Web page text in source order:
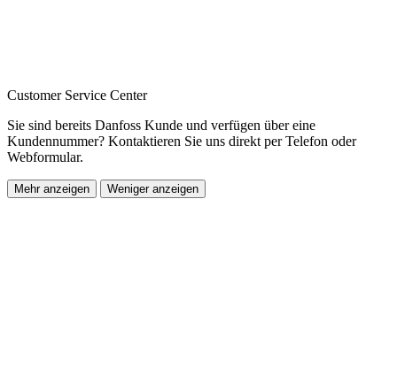
Customer Service Center
Sie sind bereits Danfoss Kunde und verfügen über eine
Kundennummer? Kontaktieren Sie uns direkt per Telefon oder
Webformular.
Mehr anzeigen Weniger anzeigen